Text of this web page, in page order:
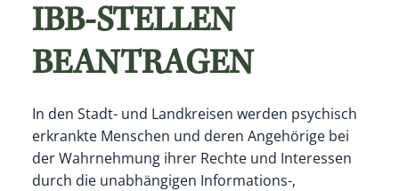
IBB-STELLEN
BEANTRAGEN
In den Stadt- und Landkreisen werden psychisch
erkrankte Menschen und deren Angehörige bei
der Wahrnehmung ihrer Rechte und Interessen
durch die unabhängigen Informations-,